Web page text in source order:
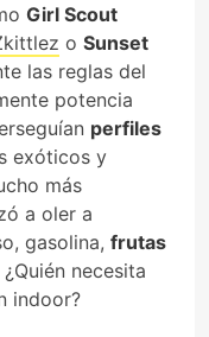
Girl Scout
o Sunset
las reglas del
potencia
perfiles
exóticos y
más
a oler a
gasolina, frutas
necesita
indoor?